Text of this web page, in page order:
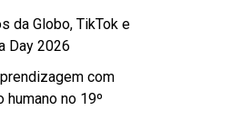
da Globo, TikTok e
Day 2026
com
no 19º